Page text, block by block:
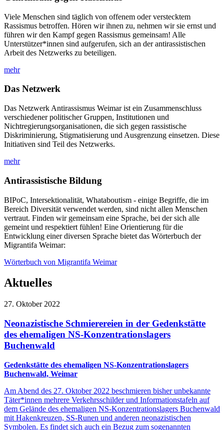
Viele Menschen sind täglich von offenem oder verstecktem
Rassismus betroffen. Hören wir ihnen zu, nehmen wir sie ernst und
führen wir den Kampf gegen Rassismus gemeinsam! Alle
Unterstützer*innen sind aufgerufen, sich an der antirassistischen
Arbeit des Netzwerks zu beteiligen.
mehr
Das Netzwerk
Das Netzwerk Antirassismus Weimar ist ein Zusammenschluss
verschiedener politischer Gruppen, Institutionen und
Nichtregierungsorganisationen, die sich gegen rassistische
Diskriminierung, Stigmatisierung und Ausgrenzung einsetzen. Diese
Initiativen sind Teil des Netzwerks.
mehr
Antirassistische Bildung
BIPoC, Intersektionalität, Whataboutism - einige Begriffe, die im
Bereich Diversität verwendet werden, sind nicht allen Menschen
vertraut. Finden wir gemeinsam eine Sprache, bei der sich alle
gemeint und respektiert fühlen! Eine Orientierung für die
Entwicklung einer diversen Sprache bietet das Wörterbuch der
Migrantifa Weimar:
Wörterbuch von Migrantifa Weimar
Aktuelles
27. Oktober 2022
Neonazistische Schmierereien in der Gedenkstätte
des ehemaligen NS-Konzentrationslagers
Buchenwald
Gedenkstätte des ehemaligen NS-Konzentrationslagers
Buchenwald, Weimar
Am Abend des 27. Oktober 2022 beschmieren bisher unbekannte
Täter*innen mehrere Verkehrsschilder und Informationstafeln auf
dem Gelände des ehemaligen NS-Konzentrationslagers Buchenwald
mit Hakenkreuzen, SS-Runen und anderen neonazistischen
Symbolen. Es findet sich auch ein Bezug zum sogenannten